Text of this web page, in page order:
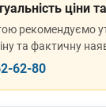
ціни
рекомендуємо
та фактичну
62-80